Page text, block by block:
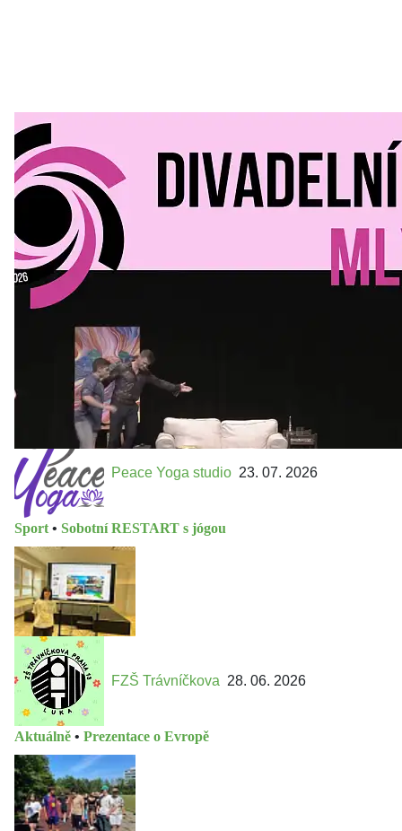
Divadelní Mlýn 30. 07. 2026
Kultura a volný čas
Divadelní mlýn. 15. až 18. října KD
MLEJN. Vstupenky již v prodeji.
Přijďte na přátelský festival divadla a inspirace 15. až 18.
října 2026 Vstupenky již v prodeji na GOOUT -
https://divadelnimlyn.cz/vstupenky Představ si čtyři dny
Peace Yoga studio 23. 07. 2026
Sport • Sobotní RESTART s jógou
FZŠ Trávníčkova 28. 06. 2026
Aktuálně • Prezentace o Evropě